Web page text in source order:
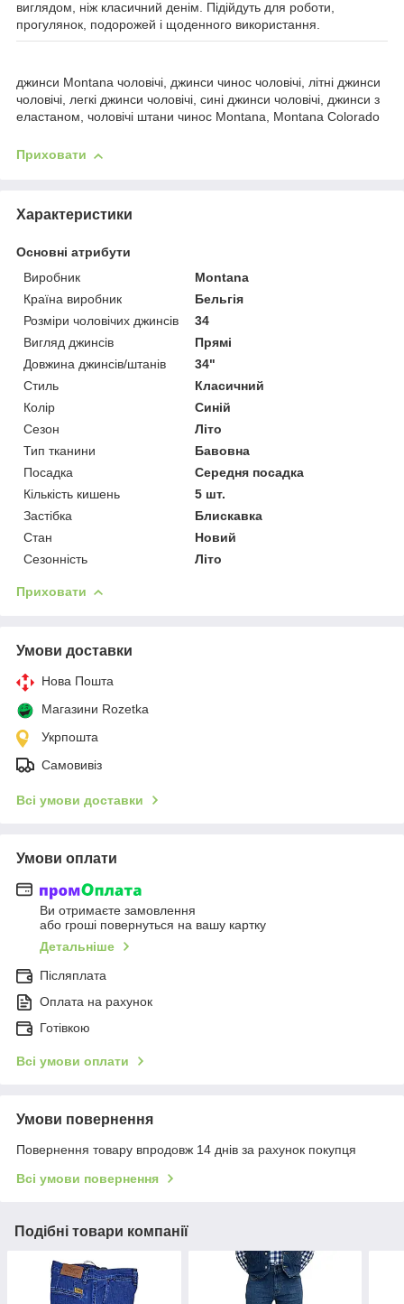
виглядом, ніж класичний денім. Підійдуть для роботи,
прогулянок, подорожей і щоденного використання.
джинси Montana чоловічі, джинси чинос чоловічі, літні джинси
чоловічі, легкі джинси чоловічі, сині джинси чоловічі, джинси з
еластаном, чоловічі штани чинос Montana, Montana Colorado
Приховати
Характеристики
Основні атрибути
Виробник
Montana
Країна виробник
Бельгія
Розміри чоловічих джинсів
34
Вигляд джинсів
Прямі
Довжина джинсів/штанів
34"
Стиль
Класичний
Колір
Синій
Сезон
Літо
Тип тканини
Бавовна
Посадка
Середня посадка
Кількість кишень
5 шт.
Застібка
Блискавка
Стан
Новий
Сезонність
Літо
Приховати
Умови доставки
Нова Пошта
Магазини Rozetka
Укрпошта
Самовивіз
Всі умови доставки
Умови оплати
Ви отримаєте замовлення
або гроші повернуться на вашу картку
Детальніше
Післяплата
Оплата на рахунок
Готівкою
Всі умови оплати
Умови повернення
Повернення товару впродовж 14 днів за рахунок покупця
Всі умови повернення
Подібні товари компанії